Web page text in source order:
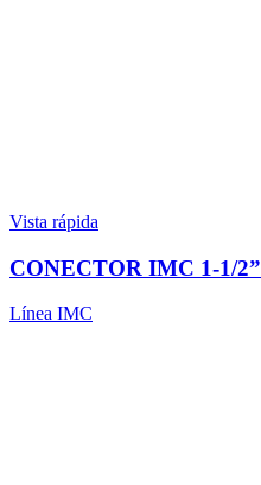
Vista rápida
CONECTOR IMC 1-1/2”
Línea IMC